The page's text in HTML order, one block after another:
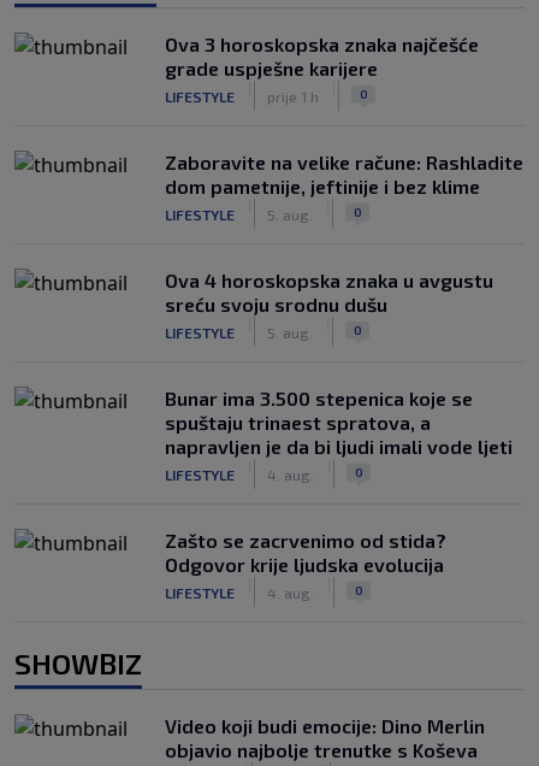
Ova 3 horoskopska znaka najčešće
grade uspješne karijere
LIFESTYLE prije 1 h 0
Zaboravite na velike račune: Rashladite
dom pametnije, jeftinije i bez klime
LIFESTYLE 5. aug. 0
Ova 4 horoskopska znaka u avgustu
sreću svoju srodnu dušu
LIFESTYLE 5. aug. 0
Bunar imа 3.500 stepenica koje se
spuštaju trinaest spratova, a
napravljen je da bi ljudi imali vode ljeti
LIFESTYLE 4. aug. 0
Zašto se zacrvenimo od stida?
Odgovor krije ljudska evolucija
LIFESTYLE 4. aug. 0
SHOWBIZ
Video koji budi emocije: Dino Merlin
objavio najbolje trenutke s Koševa